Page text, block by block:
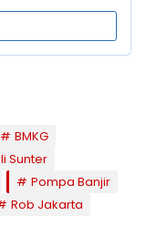
BMKG
Sunter
Pompa Banjir
Rob Jakarta